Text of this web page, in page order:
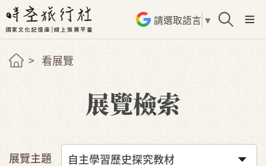
請選取語言 ▼
看展覽
展覽檢索
展覽主題